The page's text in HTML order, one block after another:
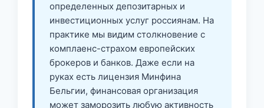
определенных депозитарных и
инвестиционных услуг россиянам. На
практике мы видим столкновение с
комплаенс-страхом европейских
брокеров и банков. Даже если на
руках есть лицензия Минфина
Бельгии, финансовая организация
может заморозить любую активность